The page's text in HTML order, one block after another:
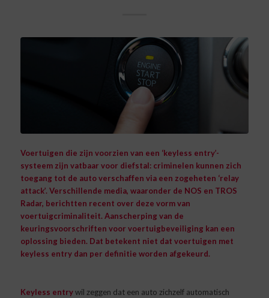
Voertuigen die zijn voorzien van een ‘keyless entry’-
systeem zijn vatbaar voor diefstal: criminelen kunnen zich
toegang tot de auto verschaffen via een zogeheten ‘relay
attack’. Verschillende media, waaronder de NOS en TROS
Radar, berichtten recent over deze vorm van
voertuigcriminaliteit. Aanscherping van de
keuringsvoorschriften voor voertuigbeveiliging kan een
oplossing bieden. Dat betekent niet dat voertuigen met
keyless entry dan per definitie worden afgekeurd.
Keyless entrywil zeggen dat een auto zichzelf automatisch